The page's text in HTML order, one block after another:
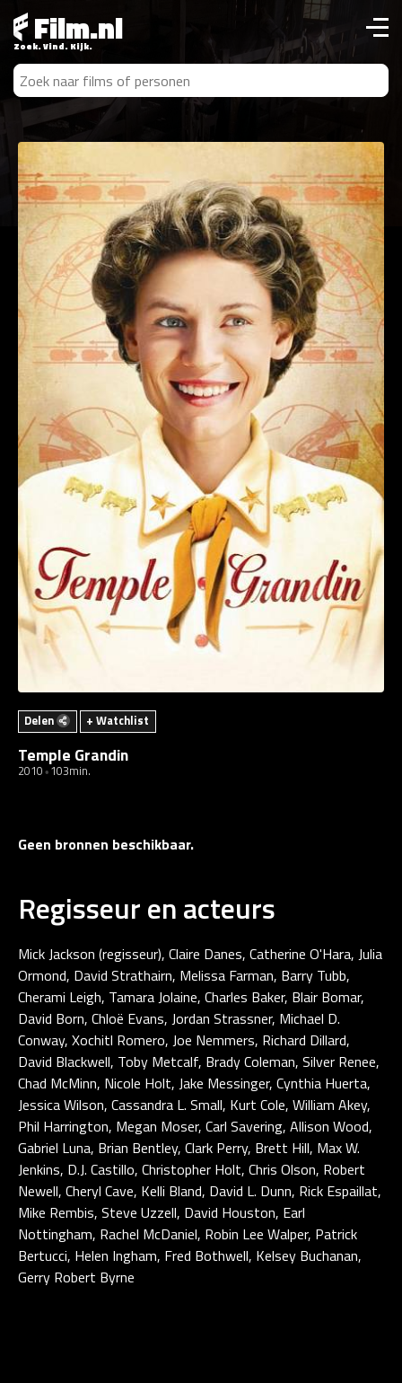
Film.nl
Zoek. Vind. Kijk.
Delen + Watchlist
Temple Grandin
2010 103min.
Geen bronnen beschikbaar.
Regisseur en acteurs
Mick Jackson (regisseur), Claire Danes, Catherine O'Hara, Julia
Ormond, David Strathairn, Melissa Farman, Barry Tubb,
Cherami Leigh, Tamara Jolaine, Charles Baker, Blair Bomar,
David Born, Chloë Evans, Jordan Strassner, Michael D.
Conway, Xochitl Romero, Joe Nemmers, Richard Dillard,
David Blackwell, Toby Metcalf, Brady Coleman, Silver Renee,
Chad McMinn, Nicole Holt, Jake Messinger, Cynthia Huerta,
Jessica Wilson, Cassandra L. Small, Kurt Cole, William Akey,
Phil Harrington, Megan Moser, Carl Savering, Allison Wood,
Gabriel Luna, Brian Bentley, Clark Perry, Brett Hill, Max W.
Jenkins, D.J. Castillo, Christopher Holt, Chris Olson, Robert
Newell, Cheryl Cave, Kelli Bland, David L. Dunn, Rick Espaillat,
Mike Rembis, Steve Uzzell, David Houston, Earl
Nottingham, Rachel McDaniel, Robin Lee Walper, Patrick
Bertucci, Helen Ingham, Fred Bothwell, Kelsey Buchanan,
Gerry Robert Byrne